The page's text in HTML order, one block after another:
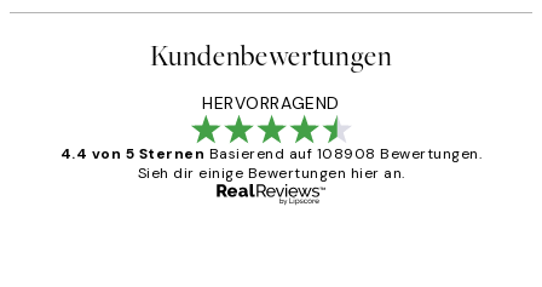
Kundenbewertungen
HERVORRAGEND
4.4 von 5 Sternen Basierend auf 108908 Bewertungen.
Sieh dir einige Bewertungen hier an.